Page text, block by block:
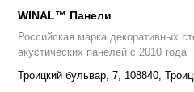
WINAL™ Панели
Российская марка декоративных
акустических панелей с 2010 года
Троицкий бульвар, 7, 108840,